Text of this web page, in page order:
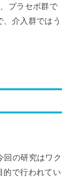
プラセボ群で
介入群ではう
の研究はワク
的で行われてい